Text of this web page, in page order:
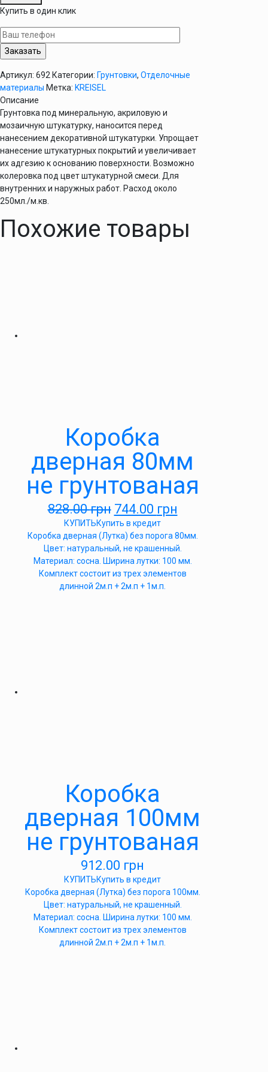
Грунтовка
Кreisel
PUTZGRUNT
330
10л
Купить в один клик
Артикул: 692 Категории: Грунтовки, Отделочные
материалы Метка: KREISEL
Описание
Грунтовка под минеральную, акриловую и
мозаичную штукатурку, наносится перед
нанесением декоративной штукатурки. Упрощает
нанесение штукатурных покрытий и увеличивает
их адгезию к основанию поверхности. Возможно
колеровка под цвет штукатурной смеси. Для
внутренних и наружных работ. Расход около
250мл./м.кв.
Похожие товары
Коробка
дверная 80мм
не грунтованая
828.00грн 744.00 грн
КУПИТЬКупить в кредит
Коробка дверная (Лутка) без порога 80мм.
Цвет: натуральный, не крашенный.
Материал: сосна. Ширина лутки: 100 мм.
Комплект состоит из трех элементов
длинной 2м.п + 2м.п + 1м.п.
Коробка
дверная 100мм
не грунтованая
912.00 грн
КУПИТЬКупить в кредит
Коробка дверная (Лутка) без порога 100мм.
Цвет: натуральный, не крашенный.
Материал: сосна. Ширина лутки: 100 мм.
Комплект состоит из трех элементов
длинной 2м.п + 2м.п + 1м.п.